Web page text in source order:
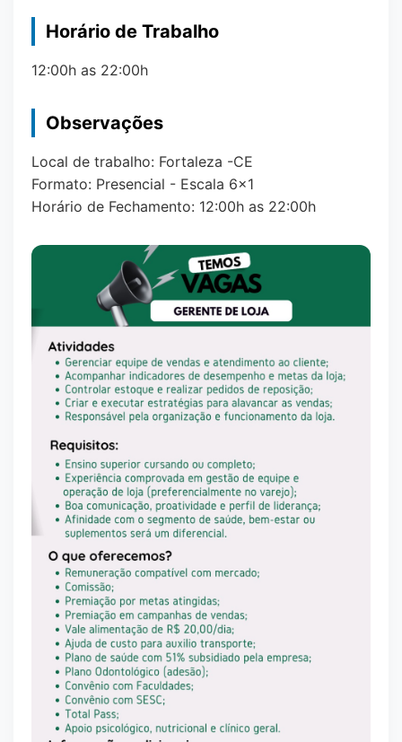
Horário de Trabalho
12:00h as 22:00h
Observações
Local de trabalho: Fortaleza -CE
Formato: Presencial - Escala 6x1
Horário de Fechamento: 12:00h as 22:00h